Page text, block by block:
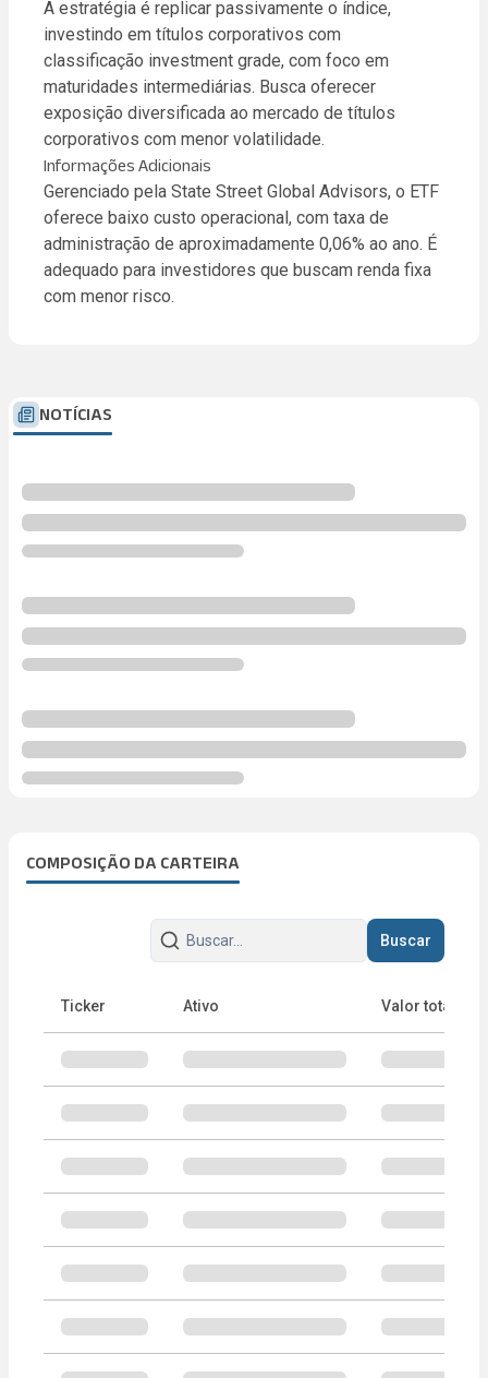
A estratégia é replicar passivamente o índice,
investindo em títulos corporativos com
classificação investment grade, com foco em
maturidades intermediárias. Busca oferecer
exposição diversificada ao mercado de títulos
corporativos com menor volatilidade.
Informações Adicionais
Gerenciado pela State Street Global Advisors, o ETF
oferece baixo custo operacional, com taxa de
administração de aproximadamente 0,06% ao ano. É
adequado para investidores que buscam renda fixa
com menor risco.
NOTÍCIAS
COMPOSIÇÃO DA CARTEIRA
Buscar
Portfólio do ETF
Ticker Ativo Valor total